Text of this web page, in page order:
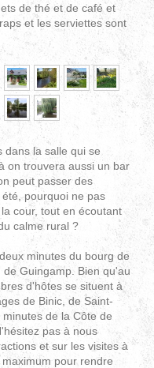
de thé et de café et
et les serviettes sont
dans la salle qui se
on trouvera aussi un bar
peut passer des
pourquoi ne pas
cour, tout en écoutant
calme rural ?
minutes du bourg de
Guingamp. Bien qu'au
d'hôtes se situent à
de Binic, de Saint-
de la Côte de
pas à nous
et sur les visites à
pour rendre